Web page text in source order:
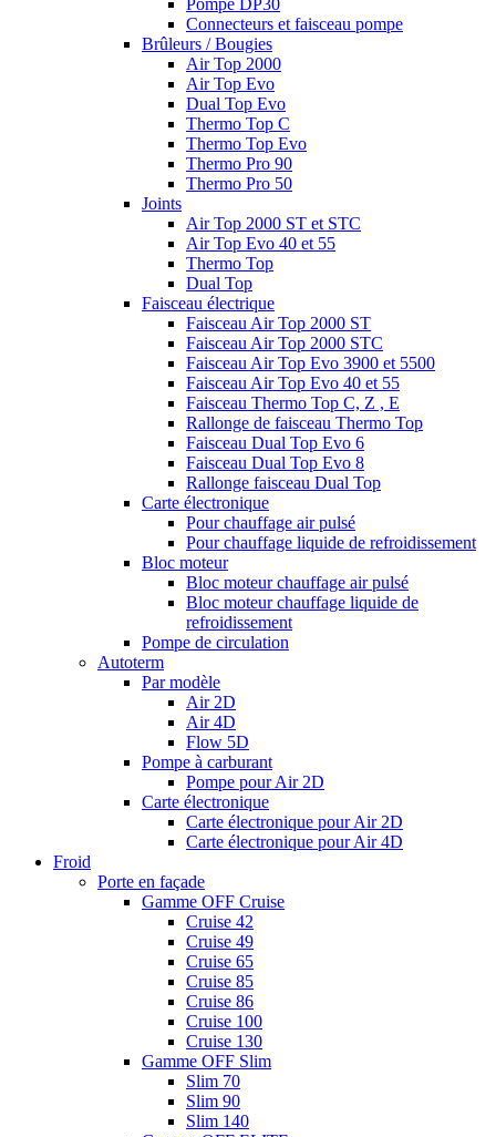
Pompe DP30
Connecteurs et faisceau pompe
Brûleurs / Bougies
Air Top 2000
Air Top Evo
Dual Top Evo
Thermo Top C
Thermo Top Evo
Thermo Pro 90
Thermo Pro 50
Joints
Air Top 2000 ST et STC
Air Top Evo 40 et 55
Thermo Top
Dual Top
Faisceau électrique
Faisceau Air Top 2000 ST
Faisceau Air Top 2000 STC
Faisceau Air Top Evo 3900 et 5500
Faisceau Air Top Evo 40 et 55
Faisceau Thermo Top C, Z , E
Rallonge de faisceau Thermo Top
Faisceau Dual Top Evo 6
Faisceau Dual Top Evo 8
Rallonge faisceau Dual Top
Carte électronique
Pour chauffage air pulsé
Pour chauffage liquide de refroidissement
Bloc moteur
Bloc moteur chauffage air pulsé
Bloc moteur chauffage liquide de
refroidissement
Pompe de circulation
Autoterm
Par modèle
Air 2D
Air 4D
Flow 5D
Pompe à carburant
Pompe pour Air 2D
Carte électronique
Carte électronique pour Air 2D
Carte électronique pour Air 4D
Froid
Porte en façade
Gamme OFF Cruise
Cruise 42
Cruise 49
Cruise 65
Cruise 85
Cruise 86
Cruise 100
Cruise 130
Gamme OFF Slim
Slim 70
Slim 90
Slim 140